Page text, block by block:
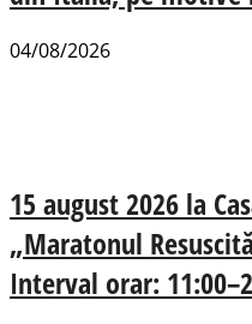
04/08/2026
15 august 2026 la
„Maratonul
Interval orar: